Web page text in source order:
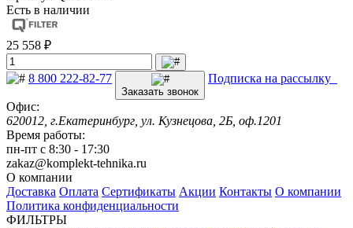
Есть в наличии
25 558 ₽
8 800 222-82-77
Заказать звонок
Подписка на рассылку
Офис:
620012, г.Екатеринбург, ул. Кузнецова, 2Б, оф.1201
Время работы:
пн-пт с 8:30 - 17:30
zakaz@komplekt-tehnika.ru
О компании
Доставка Оплата Сертификаты Акции Контакты О компании
Политика конфиденциальности
ФИЛЬТРЫ